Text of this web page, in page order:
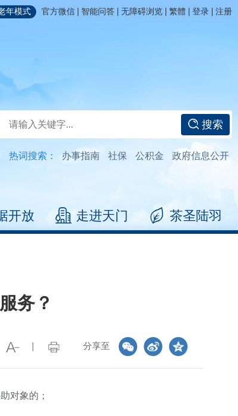
年模式 官方微信 | 智能问答 | 无障碍浏览 | 繁體 | 登录 | 注册
搜索
热词搜索： 办事指南 社保 公积金 政府信息公开
开放 走进天门 茶圣陆羽
务？
分享至
对象的；